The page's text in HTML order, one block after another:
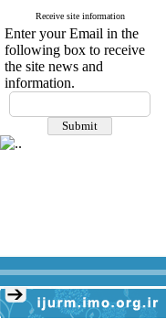
Receive site information
Enter your Email in the
following box to receive
the site news and
information.